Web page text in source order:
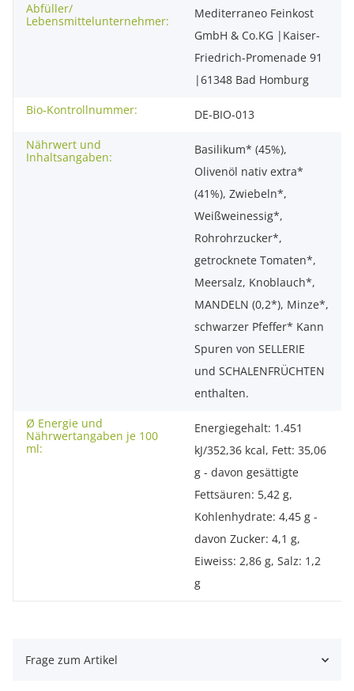
Abfüller/
Lebensmittelunternehmer:
Mediterraneo Feinkost
GmbH & Co.KG |Kaiser-
Friedrich-Promenade 91
|61348 Bad Homburg
Bio-Kontrollnummer:
DE-BIO-013
Nährwert und
Inhaltsangaben:
Basilikum* (45%),
Olivenöl nativ extra*
(41%), Zwiebeln*,
Weißweinessig*,
Rohrohrzucker*,
getrocknete Tomaten*,
Meersalz, Knoblauch*,
MANDELN (0,2*), Minze*,
schwarzer Pfeffer* Kann
Spuren von SELLERIE
und SCHALENFRÜCHTEN
enthalten.
Ø Energie und
Nährwertangaben je 100
ml:
Energiegehalt: 1.451
kJ/352,36 kcal, Fett: 35,06
g - davon gesättigte
Fettsäuren: 5,42 g,
Kohlenhydrate: 4,45 g -
davon Zucker: 4,1 g,
Eiweiss: 2,86 g, Salz: 1,2
g
Frage zum Artikel